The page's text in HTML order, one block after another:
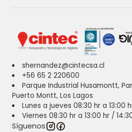
shernandez@cintecsa.cl
+56 65 2 220600
Parque Industrial Husamontt,
Puerto Montt, Los Lagos
Lunes a jueves 08:30 hr a 13:00
Viernes 08:30 hr a 13:00 hr /
Síguenos